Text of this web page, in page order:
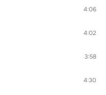
4:06
4:02
3:58
4:30